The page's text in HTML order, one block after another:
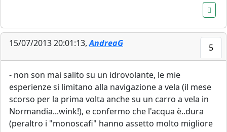
15/07/2013 20:01:13,AndreaG 5
- non son mai salito su un idrovolante, le mie
esperienze si limitano alla navigazione a vela (il mese
scorso per la prima volta anche su un carro a vela in
Normandia...wink!), e confermo che l'acqua è..dura
(peraltro i "monoscafi" hanno assetto molto migliore